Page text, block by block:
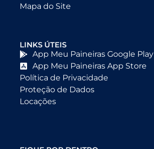
Mapa do Site
LINKS ÚTEIS
App Meu Paineiras Google Play
App Meu Paineiras App Store
Política de Privacidade
Proteção de Dados
Locações